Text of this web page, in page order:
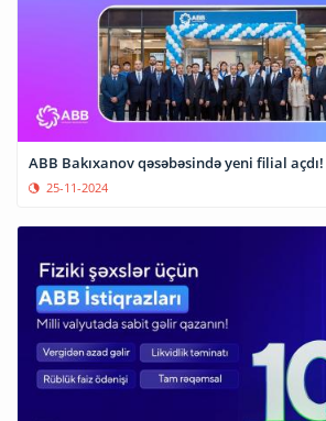
ABB Bakıxanov qəsəbəsində yeni filial açdı!
25-11-2024